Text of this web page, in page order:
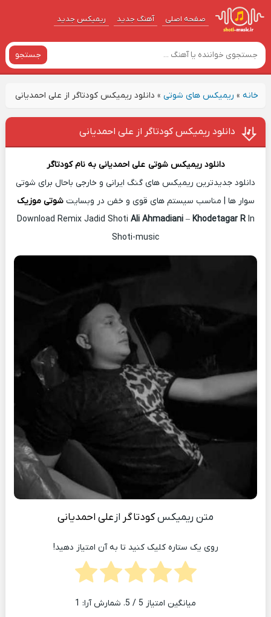
صفحه اصلی آهنگ‌ جدید ریمیکس جدید
جستجو
خانه» ریمیکس های شوتی» دانلود ریمیکس کودتاگر از علی احمدیانی
دانلود ریمیکس کودتاگر از علی احمدیانی
دانلود ریمیکس شوتی علی احمدیانی به نامکودتاگر
دانلود جدیدترین ریمیکس های گنگ ایرانی و خارجی باحال برای شوتی
سوار ها | مناسب سیستم های قوی و خفن در وبسایتشوتی موزیک
Download Remix Jadid Shoti Ali Ahmadiani– Khodetagar RIn
Shoti-music
متن ریمیکسکودتاگر از علی احمدیانی
روی یک ستاره کلیک کنید تا به آن امتیاز دهید!
میانگین امتیاز 5 / 5. شمارش آرا: 1